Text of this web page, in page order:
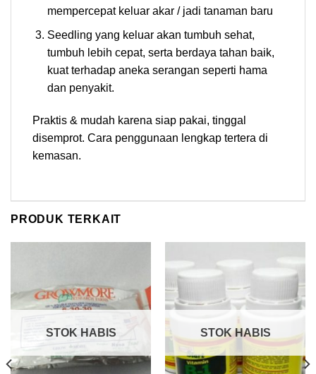
mempercepat keluar akar / jadi tanaman baru
Seedling yang keluar akan tumbuh sehat,
tumbuh lebih cepat, serta berdaya tahan baik,
kuat terhadap aneka serangan seperti hama
dan penyakit.
Praktis & mudah karena siap pakai, tinggal
disemprot. Cara penggunaan lengkap tertera di
kemasan.
PRODUK TERKAIT
STOK HABIS STOK HABIS